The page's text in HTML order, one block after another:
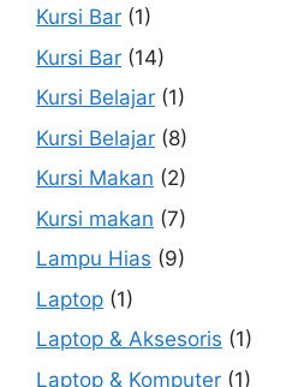
Kursi Bar (1)
Kursi Bar (14)
Kursi Belajar (1)
Kursi Belajar (8)
Kursi Makan (2)
Kursi makan (7)
Lampu Hias (9)
Laptop (1)
Laptop & Aksesoris (1)
Laptop & Komputer (1)